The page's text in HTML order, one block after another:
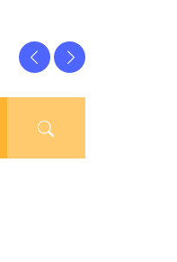
PreviousNext